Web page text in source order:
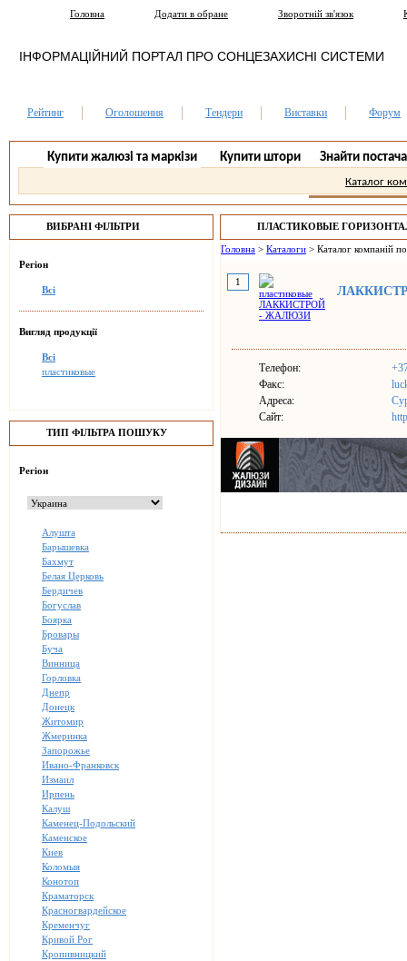
Головна Додати в обране Зворотній зв'язок
ІНФОРМАЦІЙНИЙ ПОРТАЛ ПРО СОНЦЕЗАХИСНІ СИСТЕМИ
Рейтинг Оголошення Тендери Виставки Форум
Купити жалюзі та маркізи Купити штори Знайти
Каталог
ВИБРАНІ ФІЛЬТРИ
Регіон
Всі
Вигляд продукції
Всі
пластиковые
ТИП ФІЛЬТРА ПОШУКУ
Регіон
Алушта
Барышевка
Бахмут
Белая Церковь
Бердичев
Богуслав
Боярка
Бровары
Буча
Винница
Горловка
Днепр
Донецк
Житомир
Жмеринка
Запорожье
Ивано-Франковск
Измаил
Ирпень
Калуш
Каменец-Подольский
Каменское
Киев
Коломыя
Конотоп
Краматорск
Красногвардейское
Кременчуг
Кривой Рог
Кропивницкий
ПЛАСТИКОВЫЕ
МОГИЛЕВ.
Головна > Каталоги > Каталог компаній
1
Телефон:
Факс:
Адреса:
Сайт: